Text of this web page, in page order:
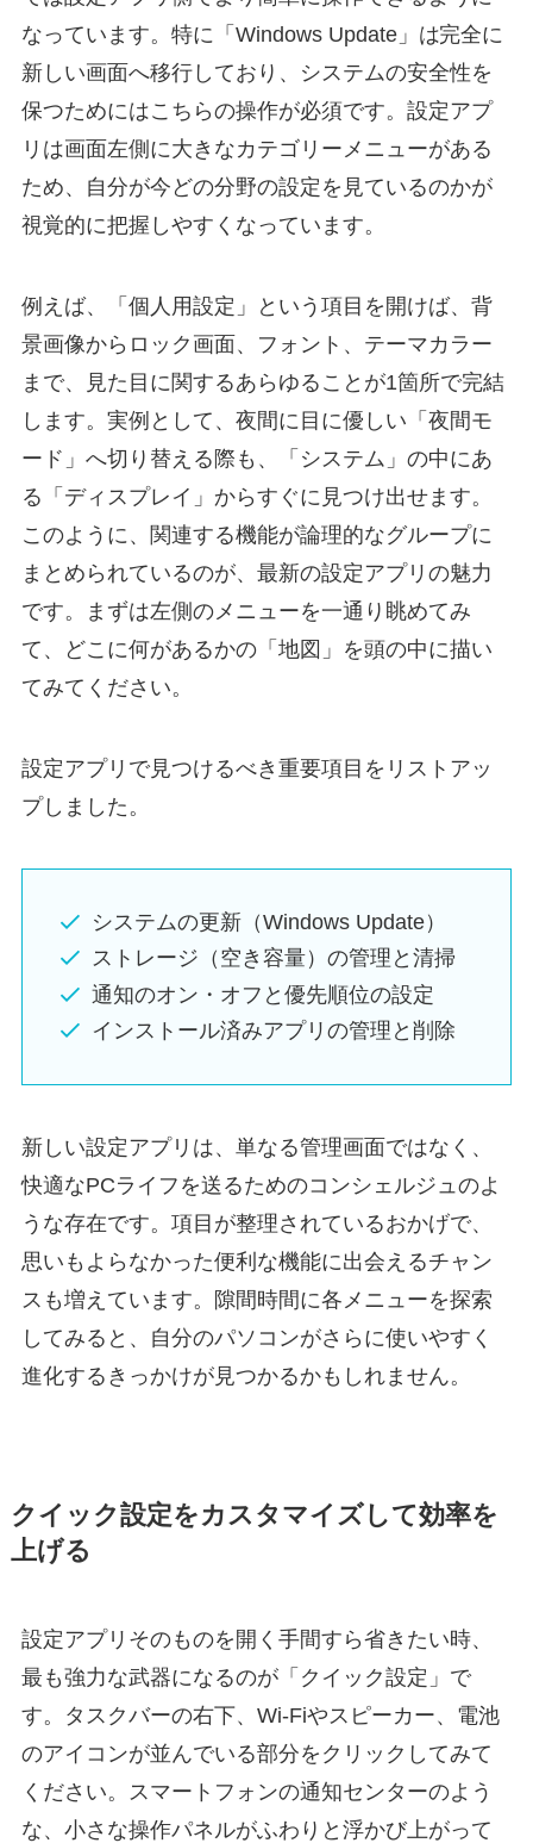
なっています。特に「Windows Update」は完全に
新しい画面へ移行しており、システムの安全性を
保つためにはこちらの操作が必須です。設定アプ
リは画面左側に大きなカテゴリーメニューがある
ため、自分が今どの分野の設定を見ているのかが
視覚的に把握しやすくなっています。
例えば、「個人用設定」という項目を開けば、背
景画像からロック画面、フォント、テーマカラー
まで、見た目に関するあらゆることが1箇所で完結
します。実例として、夜間に目に優しい「夜間モ
ード」へ切り替える際も、「システム」の中にあ
る「ディスプレイ」からすぐに見つけ出せます。
このように、関連する機能が論理的なグループに
まとめられているのが、最新の設定アプリの魅力
です。まずは左側のメニューを一通り眺めてみ
て、どこに何があるかの「地図」を頭の中に描い
てみてください。
設定アプリで見つけるべき重要項目をリストアッ
プしました。
システムの更新（Windows Update）
ストレージ（空き容量）の管理と清掃
通知のオン・オフと優先順位の設定
インストール済みアプリの管理と削除
新しい設定アプリは、単なる管理画面ではなく、
快適なPCライフを送るためのコンシェルジュのよ
うな存在です。項目が整理されているおかげで、
思いもよらなかった便利な機能に出会えるチャン
スも増えています。隙間時間に各メニューを探索
してみると、自分のパソコンがさらに使いやすく
進化するきっかけが見つかるかもしれません。
クイック設定をカスタマイズして効率を
上げる
設定アプリそのものを開く手間すら省きたい時、
最も強力な武器になるのが「クイック設定」で
す。タスクバーの右下、Wi-Fiやスピーカー、電池
のアイコンが並んでいる部分をクリックしてみて
ください。スマートフォンの通知センターのよう
な、小さな操作パネルがふわりと浮かび上がって